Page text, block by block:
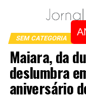
SEM CATEGORIA
Maiara, da
deslumbra
aniversário